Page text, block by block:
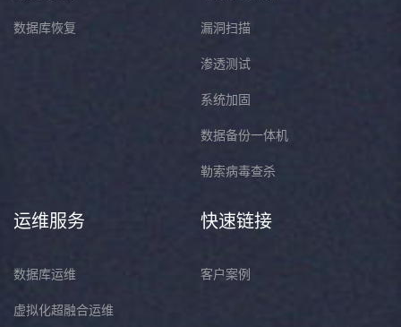
数据库恢复 漏洞扫描
渗透测试
系统加固
数据备份一体机
勒索病毒查杀
运维服务
数据库运维
虚拟化超融合运维
快速链接
客户案例